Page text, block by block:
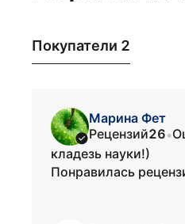
Покупатели 2
Марина Фет
Рецензий26•
кладезь науки!)
Понравилась